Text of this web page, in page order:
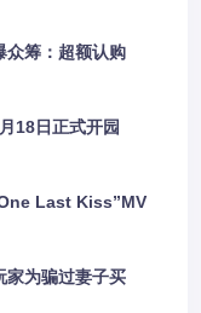
众筹：超额认购
18日正式开园
Last Kiss”MV
家为骗过妻子买